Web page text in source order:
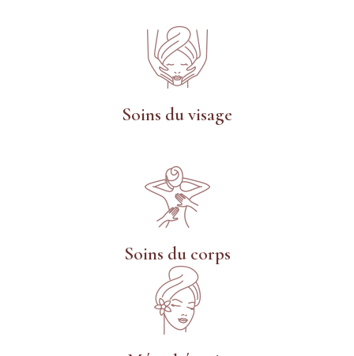
Soins du visage
Soins du corps